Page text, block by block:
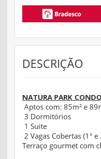
DESCRIÇÃO
NATURA PARK
Aptos com: 85m² e
3 Dormitórios
1 Suite
2 Vagas Cobertas (1°
Terraço gourmet com